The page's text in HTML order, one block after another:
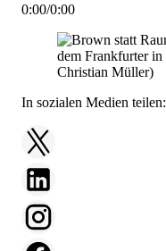
0:00/0:00
In sozialen Medien teilen: